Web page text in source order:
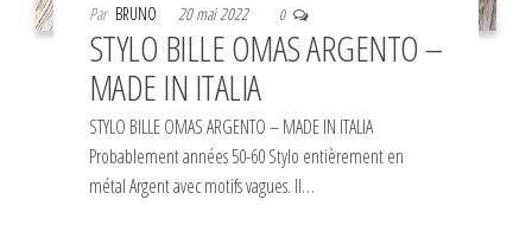
Par BRUNO 20 mai 2022 0
STYLO BILLE OMAS ARGENTO –
MADE IN ITALIA
STYLO BILLE OMAS ARGENTO – MADE IN ITALIA
Probablement années 50-60 Stylo entièrement en
métal Argent avec motifs vagues. Il…